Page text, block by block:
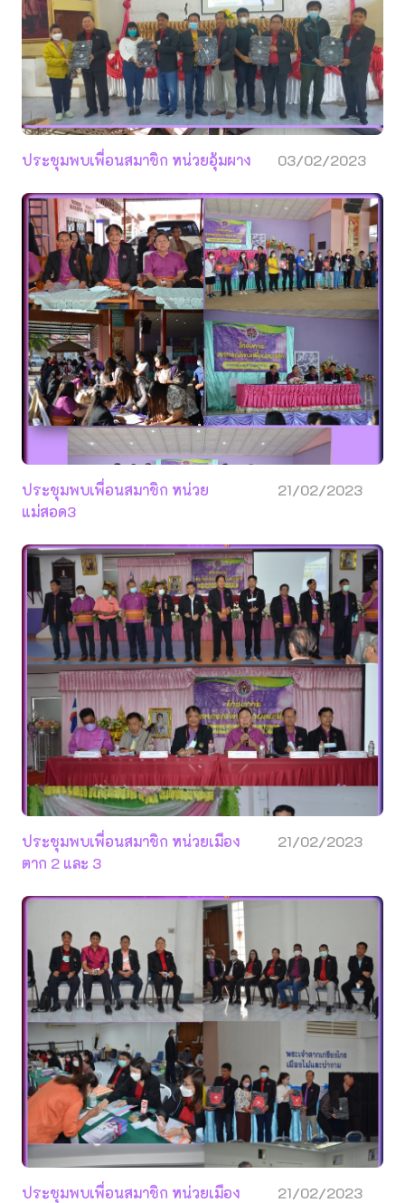
ประชุมพบเพื่อนสมาชิก หน่วยอุ้มผาง 03/02/2023
ประชุมพบเพื่อนสมาชิก หน่วย
แม่สอด3
21/02/2023
ประชุมพบเพื่อนสมาชิก หน่วยเมือง
ตาก 2 และ 3
21/02/2023
ประชุมพบเพื่อนสมาชิก หน่วยเมือง
21/02/2023